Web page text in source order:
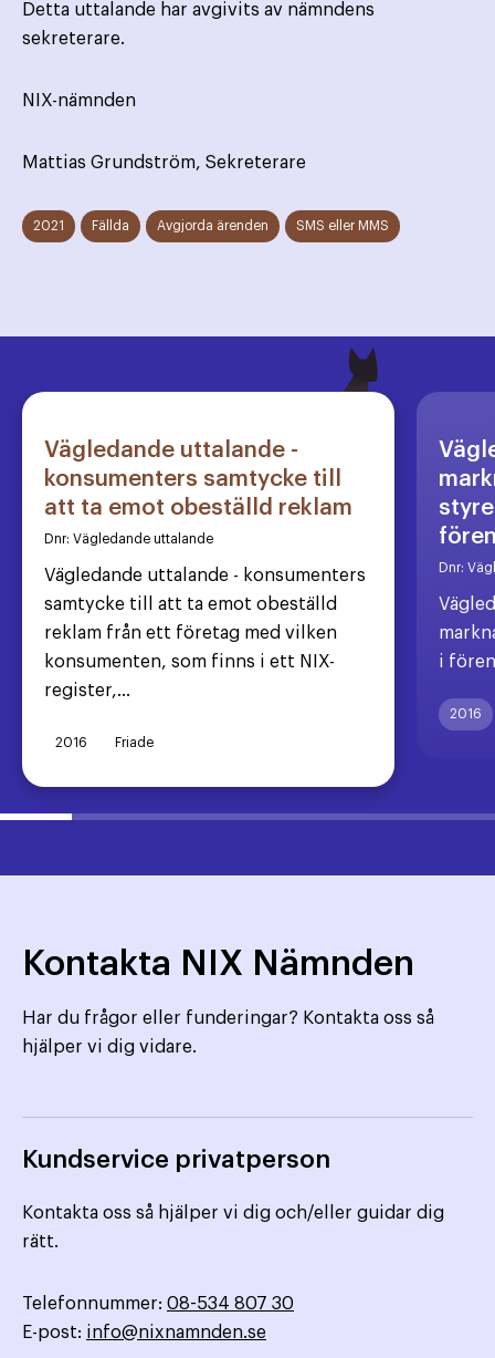
Detta uttalande har avgivits av nämndens
sekreterare.
NIX-nämnden
Mattias Grundström, Sekreterare
2021 Fällda Avgjorda ärenden SMS eller MMS
Vägledande uttalande -
konsumenters samtycke till
att ta emot obeställd reklam
Dnr: Vägledande uttalande
Vägledande uttalande - konsumenters
samtycke till att ta emot obeställd
reklam från ett företag med vilken
konsumenten, som finns i ett NIX-
register,...
2016 Friade
Dnr:
i
2016
Kontakta NIX Nämnden
Har du frågor eller funderingar? Kontakta oss så
hjälper vi dig vidare.
Kundservice privatperson
Kontakta oss så hjälper vi dig och/eller guidar dig
rätt.
Telefonnummer: 08-534 807 30
E-post: info@nixnamnden.se